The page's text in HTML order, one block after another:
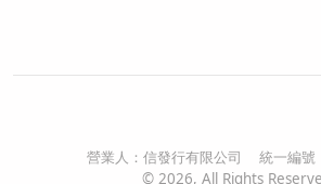
營業人： 信發行有限公司 統一編號
© 2026, All Rights